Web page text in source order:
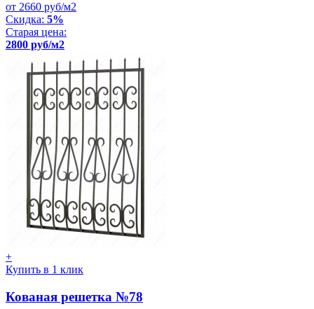
от 2660 руб/м2
Скидка: 5%
Старая цена:
2800 руб/м2
+
Купить в 1 клик
Кованая решетка №78